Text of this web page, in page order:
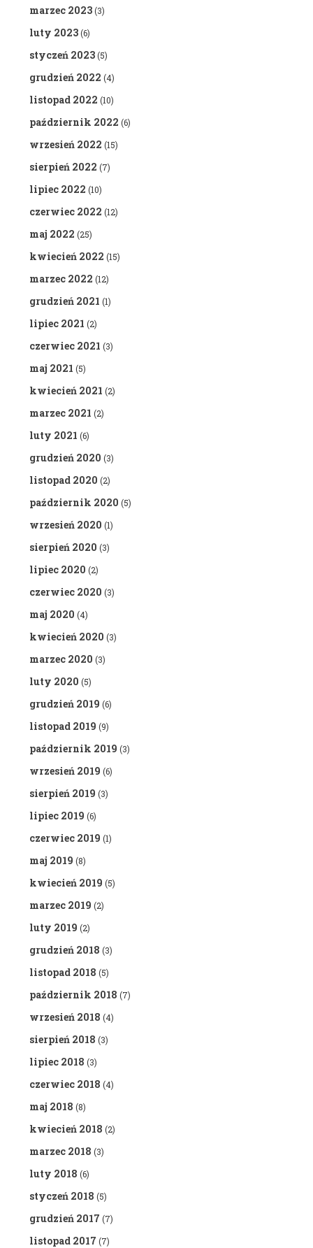
marzec 2023(3)
luty 2023(6)
styczeń 2023(5)
grudzień 2022 (4)
listopad 2022 (10)
październik 2022 (6)
wrzesień 2022 (15)
sierpień 2022 (7)
lipiec 2022 (10)
czerwiec 2022 (12)
maj 2022 (25)
kwiecień 2022 (15)
marzec 2022 (12)
grudzień 2021 (1)
lipiec 2021 (2)
czerwiec 2021 (3)
maj 2021 (5)
kwiecień 2021 (2)
marzec 2021 (2)
luty 2021 (6)
grudzień 2020 (3)
listopad 2020 (2)
październik 2020 (5)
wrzesień 2020 (1)
sierpień 2020 (3)
lipiec 2020 (2)
czerwiec 2020 (3)
maj 2020 (4)
kwiecień 2020 (3)
marzec 2020 (3)
luty 2020 (5)
grudzień 2019 (6)
listopad 2019 (9)
październik 2019 (3)
wrzesień 2019 (6)
sierpień 2019 (3)
lipiec 2019 (6)
czerwiec 2019 (1)
maj 2019 (8)
kwiecień 2019 (5)
marzec 2019 (2)
luty 2019 (2)
grudzień 2018 (3)
listopad 2018 (5)
październik 2018 (7)
wrzesień 2018 (4)
sierpień 2018 (3)
lipiec 2018 (3)
czerwiec 2018 (4)
maj 2018 (8)
kwiecień 2018 (2)
marzec 2018 (3)
luty 2018 (6)
styczeń 2018 (5)
grudzień 2017 (7)
listopad 2017 (7)